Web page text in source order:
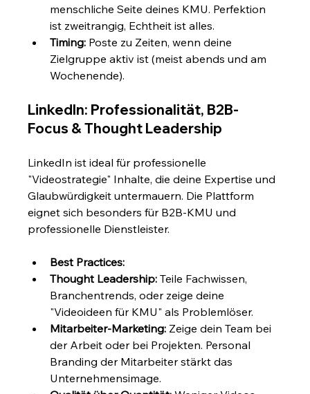
menschliche Seite deines KMU. Perfektion
ist zweitrangig, Echtheit ist alles.
Timing: Poste zu Zeiten, wenn deine
Zielgruppe aktiv ist (meist abends und am
Wochenende).
LinkedIn: Professionalität, B2B-
Focus & Thought Leadership
LinkedIn ist ideal für professionelle
"Videostrategie" Inhalte, die deine Expertise und
Glaubwürdigkeit untermauern. Die Plattform
eignet sich besonders für B2B-KMU und
professionelle Dienstleister.
Best Practices:
Thought Leadership: Teile Fachwissen,
Branchentrends, oder zeige deine
"Videoideen für KMU" als Problemlöser.
Mitarbeiter-Marketing: Zeige dein Team bei
der Arbeit oder bei Projekten. Personal
Branding der Mitarbeiter stärkt das
Unternehmensimage.